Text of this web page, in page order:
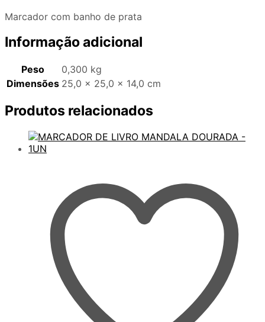
Marcador com banho de prata
Informação adicional
Peso
0,300 kg
Dimensões 25,0 × 25,0 × 14,0 cm
Produtos relacionados